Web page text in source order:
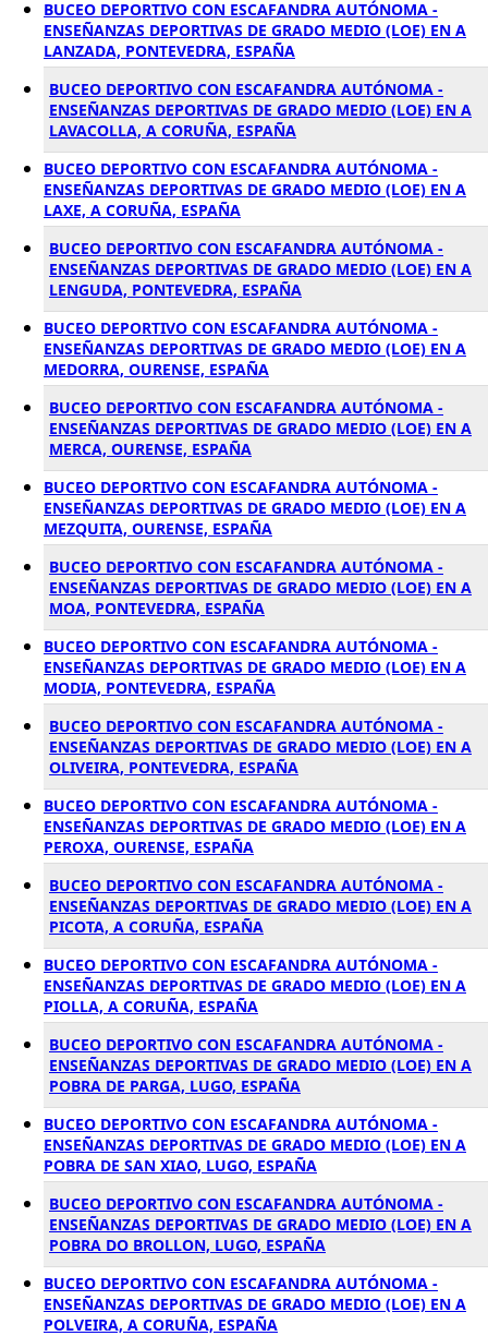
BUCEO DEPORTIVO CON ESCAFANDRA AUTÓNOMA -
ENSEÑANZAS DEPORTIVAS DE GRADO MEDIO (LOE) EN A
LANZADA, PONTEVEDRA, ESPAÑA
BUCEO DEPORTIVO CON ESCAFANDRA AUTÓNOMA -
ENSEÑANZAS DEPORTIVAS DE GRADO MEDIO (LOE) EN A
LAVACOLLA, A CORUÑA, ESPAÑA
BUCEO DEPORTIVO CON ESCAFANDRA AUTÓNOMA -
ENSEÑANZAS DEPORTIVAS DE GRADO MEDIO (LOE) EN A
LAXE, A CORUÑA, ESPAÑA
BUCEO DEPORTIVO CON ESCAFANDRA AUTÓNOMA -
ENSEÑANZAS DEPORTIVAS DE GRADO MEDIO (LOE) EN A
LENGUDA, PONTEVEDRA, ESPAÑA
BUCEO DEPORTIVO CON ESCAFANDRA AUTÓNOMA -
ENSEÑANZAS DEPORTIVAS DE GRADO MEDIO (LOE) EN A
MEDORRA, OURENSE, ESPAÑA
BUCEO DEPORTIVO CON ESCAFANDRA AUTÓNOMA -
ENSEÑANZAS DEPORTIVAS DE GRADO MEDIO (LOE) EN A
MERCA, OURENSE, ESPAÑA
BUCEO DEPORTIVO CON ESCAFANDRA AUTÓNOMA -
ENSEÑANZAS DEPORTIVAS DE GRADO MEDIO (LOE) EN A
MEZQUITA, OURENSE, ESPAÑA
BUCEO DEPORTIVO CON ESCAFANDRA AUTÓNOMA -
ENSEÑANZAS DEPORTIVAS DE GRADO MEDIO (LOE) EN A
MOA, PONTEVEDRA, ESPAÑA
BUCEO DEPORTIVO CON ESCAFANDRA AUTÓNOMA -
ENSEÑANZAS DEPORTIVAS DE GRADO MEDIO (LOE) EN A
MODIA, PONTEVEDRA, ESPAÑA
BUCEO DEPORTIVO CON ESCAFANDRA AUTÓNOMA -
ENSEÑANZAS DEPORTIVAS DE GRADO MEDIO (LOE) EN A
OLIVEIRA, PONTEVEDRA, ESPAÑA
BUCEO DEPORTIVO CON ESCAFANDRA AUTÓNOMA -
ENSEÑANZAS DEPORTIVAS DE GRADO MEDIO (LOE) EN A
PEROXA, OURENSE, ESPAÑA
BUCEO DEPORTIVO CON ESCAFANDRA AUTÓNOMA -
ENSEÑANZAS DEPORTIVAS DE GRADO MEDIO (LOE) EN A
PICOTA, A CORUÑA, ESPAÑA
BUCEO DEPORTIVO CON ESCAFANDRA AUTÓNOMA -
ENSEÑANZAS DEPORTIVAS DE GRADO MEDIO (LOE) EN A
PIOLLA, A CORUÑA, ESPAÑA
BUCEO DEPORTIVO CON ESCAFANDRA AUTÓNOMA -
ENSEÑANZAS DEPORTIVAS DE GRADO MEDIO (LOE) EN A
POBRA DE PARGA, LUGO, ESPAÑA
BUCEO DEPORTIVO CON ESCAFANDRA AUTÓNOMA -
ENSEÑANZAS DEPORTIVAS DE GRADO MEDIO (LOE) EN A
POBRA DE SAN XIAO, LUGO, ESPAÑA
BUCEO DEPORTIVO CON ESCAFANDRA AUTÓNOMA -
ENSEÑANZAS DEPORTIVAS DE GRADO MEDIO (LOE) EN A
POBRA DO BROLLON, LUGO, ESPAÑA
BUCEO DEPORTIVO CON ESCAFANDRA AUTÓNOMA -
ENSEÑANZAS DEPORTIVAS DE GRADO MEDIO (LOE) EN A
POLVEIRA, A CORUÑA, ESPAÑA